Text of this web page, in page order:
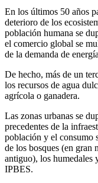
En los últimos 50 años
deterioro de los
población humana se
el comercio global se
de la demanda de
De hecho, más de un
los recursos de agua
agrícola o ganadera.
Las zonas urbanas se
precedentes de la
población y el consumo
de los bosques (en gran
antiguo), los humedales
IPBES.